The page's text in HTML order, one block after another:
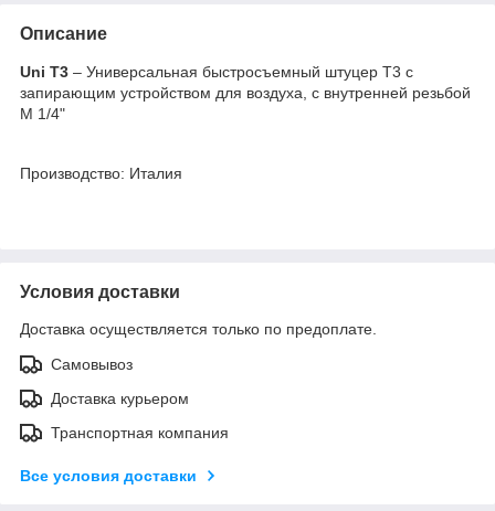
Описание
Uni Т3 – Универсальная быстросъемный штуцер Т3 с
запирающим устройством для воздуха, с внутренней резьбой
M 1/4"
Производство: Италия
Условия доставки
Доставка осуществляется только по предоплате.
Самовывоз
Доставка курьером
Транспортная компания
Все условия доставки